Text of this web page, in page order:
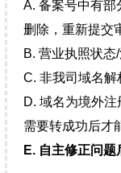
A. 备案号中有部
删除，重新提交
B. 营业执照状
C. 非我司域名解
D. 域名为境外
需要转成功后才
E. 自主修正问题